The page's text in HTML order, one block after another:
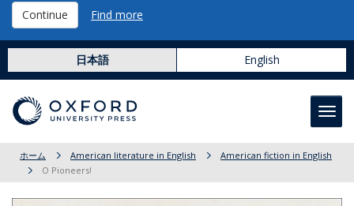
Continue Find more
日本語 English
ホーム American literature in English
American fiction in English
O Pioneers!